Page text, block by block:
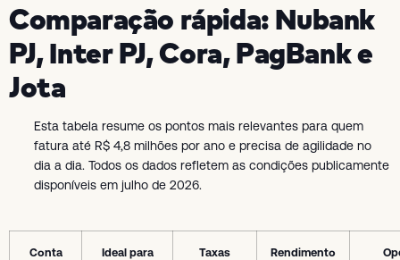
Comparação rápida: Nubank
PJ, Inter PJ, Cora, PagBank e
Jota
Esta tabela resume os pontos mais relevantes para quem
fatura até R$ 4,8 milhões por ano e precisa de agilidade no
dia a dia. Todos os dados refletem as condições publicamente
disponíveis em julho de 2026.
Conta Ideal para
Taxas
Rendimento